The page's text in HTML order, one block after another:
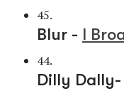
45.
Blur - I
44.
Dilly Dally-